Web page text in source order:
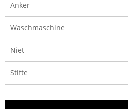
Anker
Waschmaschine
Niet
Stifte